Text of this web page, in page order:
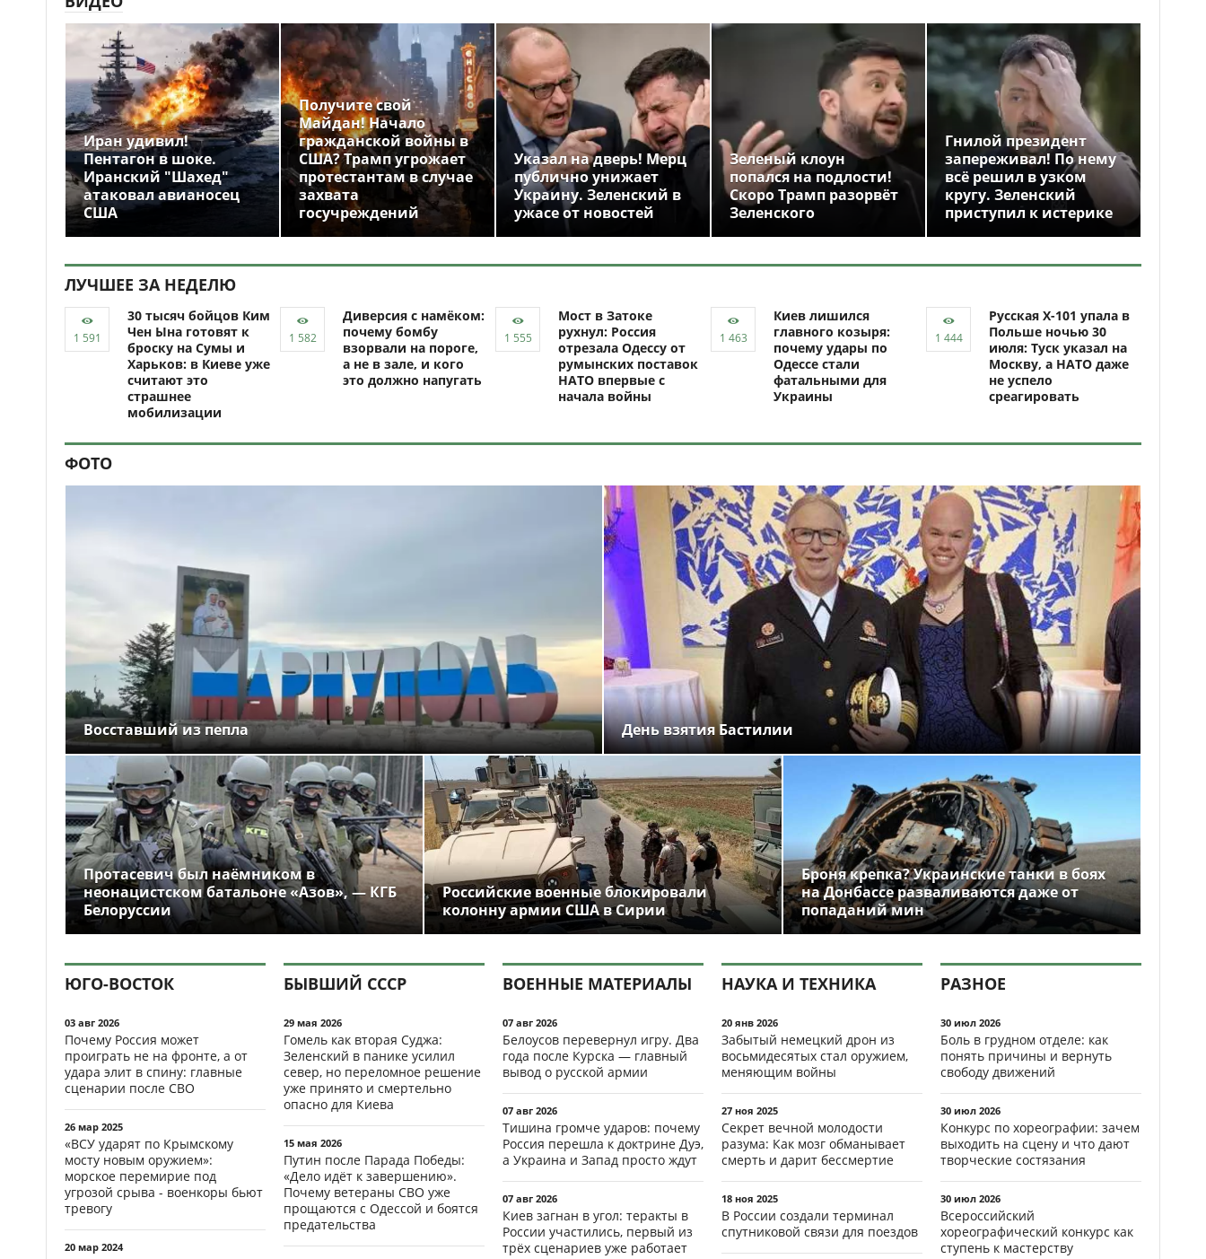
Иран удивил!
Пентагон в шоке.
Иранский "Шахед"
атаковал авианосец
США
Получите свой
Майдан! Начало
гражданской войны в
США? Трамп угрожает
протестантам в случае
захвата
госучреждений
Указал на дверь! Мерц
публично унижает
Украину. Зеленский в
ужасе от новостей
Зеленый клоун
попался на подлости!
Скоро Трамп разорвёт
Зеленского
Гнилой президент
запереживал! По нему
всё решил в узком
кругу. Зеленский
приступил к истерике
ЛУЧШЕЕ ЗА НЕДЕЛЮ
30 тысяч бойцов Ким
Чен Ына готовят к
броску на Сумы и
Харьков: в Киеве уже
считают это
страшнее
мобилизации
Диверсия с намёком:
почему бомбу
взорвали на пороге,
а не в зале, и кого
это должно напугать
Мост в Затоке
рухнул: Россия
отрезала Одессу от
румынских поставок
НАТО впервые с
начала войны
Киев лишился
главного козыря:
почему удары по
Одессе стали
фатальными для
Украины
Русская Х-101 упала в
Польше ночью 30
июля: Туск указал на
Москву, а НАТО даже
не успело
среагировать
ФОТО
Восставший из пепла День взятия Бастилии
Протасевич был наёмником в
неонацистском батальоне «Азов», — КГБ
Белоруссии
Российские военные блокировали
колонну армии США в Сирии
Броня крепка? Украинские танки в боях
на Донбассе разваливаются даже от
попаданий мин
ЮГО-ВОСТОК
03 авг 2026
Почему Россия может
проиграть не на фронте, а от
удара элит в спину: главные
сценарии после СВО
26 мар 2025
«ВСУ ударят по Крымскому
мосту новым оружием»:
морское перемирие под
угрозой срыва - военкоры бьют
тревогу
20 мар 2024
БЫВШИЙ СССР
29 мая 2026
Гомель как вторая Суджа:
Зеленский в панике усилил
север, но переломное решение
уже принято и смертельно
опасно для Киева
15 мая 2026
Путин после Парада Победы:
«Дело идёт к завершению».
Почему ветераны СВО уже
прощаются с Одессой и боятся
предательства
ВОЕННЫЕ МАТЕРИАЛЫ
07 авг 2026
Белоусов перевернул игру. Два
года после Курска — главный
вывод о русской армии
07 авг 2026
Тишина громче ударов: почему
Россия перешла к доктрине Дуэ,
а Украина и Запад просто ждут
07 авг 2026
Киев загнан в угол: теракты в
России участились, первый из
трёх сценариев уже работает
НАУКА И ТЕХНИКА
20 янв 2026
Забытый немецкий дрон из
восьмидесятых стал оружием,
меняющим войны
27 ноя 2025
Секрет вечной молодости
разума: Как мозг обманывает
смерть и дарит бессмертие
18 ноя 2025
В России создали терминал
спутниковой связи для поездов
РАЗНОЕ
30 июл 2026
Боль в грудном отделе: как
понять причины и вернуть
свободу движений
30 июл 2026
Конкурс по хореографии: зачем
выходить на сцену и что дают
творческие состязания
30 июл 2026
Всероссийский
хореографический конкурс как
ступень к мастерству